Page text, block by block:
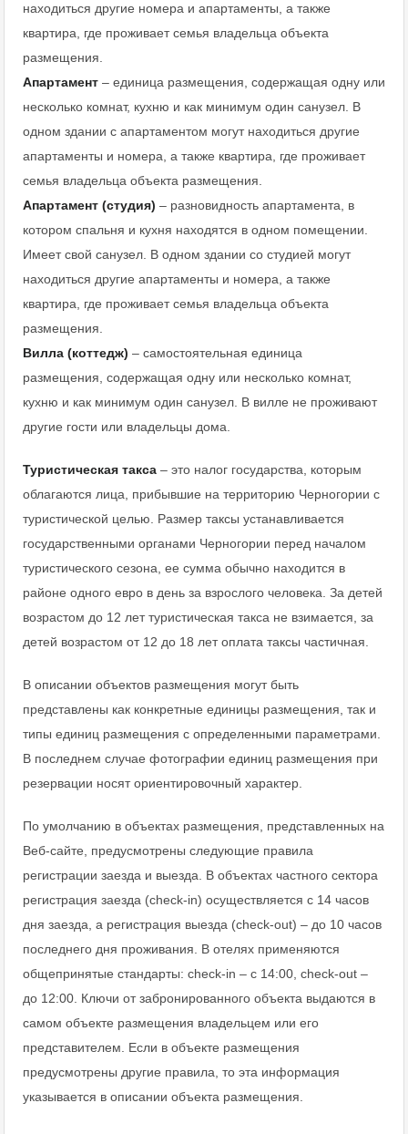
находиться другие номера и апартаменты, а также
квартира, где проживает семья владельца объекта
размещения.
Апартамент – единица размещения, содержащая одну или
несколько комнат, кухню и как минимум один санузел. В
одном здании с апартаментом могут находиться другие
апартаменты и номера, а также квартира, где проживает
семья владельца объекта размещения.
Апартамент (студия) – разновидность апартамента, в
котором спальня и кухня находятся в одном помещении.
Имеет свой санузел. В одном здании со студией могут
находиться другие апартаменты и номера, а также
квартира, где проживает семья владельца объекта
размещения.
Вилла (коттедж) – самостоятельная единица
размещения, содержащая одну или несколько комнат,
кухню и как минимум один санузел. В вилле не проживают
другие гости или владельцы дома.
Туристическая такса – это налог государства, которым
облагаются лица, прибывшие на территорию Черногории с
туристической целью. Размер таксы устанавливается
государственными органами Черногории перед началом
туристического сезона, ее сумма обычно находится в
районе одного евро в день за взрослого человека. За детей
возрастом до 12 лет туристическая такса не взимается, за
детей возрастом от 12 до 18 лет оплата таксы частичная.
В описании объектов размещения могут быть
представлены как конкретные единицы размещения, так и
типы единиц размещения с определенными параметрами.
В последнем случае фотографии единиц размещения при
резервации носят ориентировочный характер.
По умолчанию в объектах размещения, представленных на
Веб-сайте, предусмотрены следующие правила
регистрации заезда и выезда. В объектах частного сектора
регистрация заезда (check-in) осуществляется с 14 часов
дня заезда, а регистрация выезда (check-out) – до 10 часов
последнего дня проживания. В отелях применяются
общепринятые стандарты: check-in – с 14:00, check-out –
до 12:00. Ключи от забронированного объекта выдаются в
самом объекте размещения владельцем или его
представителем. Если в объекте размещения
предусмотрены другие правила, то эта информация
указывается в описании объекта размещения.